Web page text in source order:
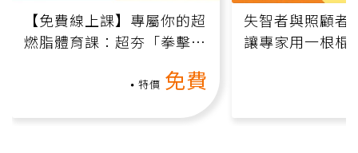
【免費線上課】專屬你的超
燃脂體育課：超夯「拳擊有
特價 免費
失智者與照顧者
讓專家用一根棍